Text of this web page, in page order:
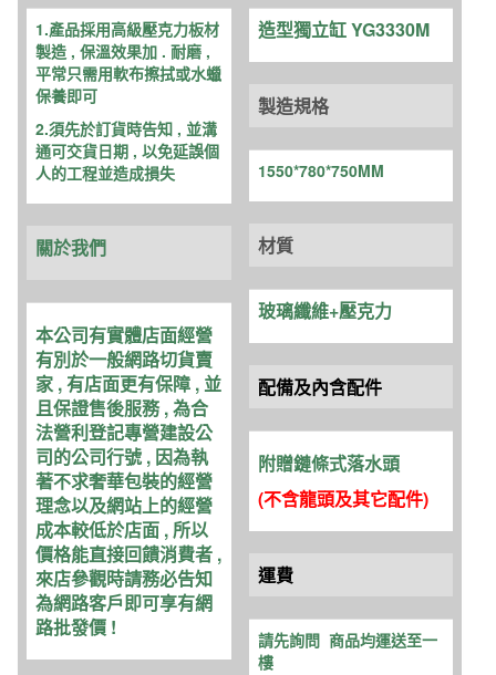
1.產品採用高級壓克力板材
製造 , 保溫效果加 . 耐磨 ,
平常只需用軟布擦拭或水蠟
保養即可
2.須先於訂貨時告知 , 並溝
通可交貨日期 , 以免延誤個
人的工程並造成損失
關於我們
本公司有實體店面經營
有別於一般網路切貨賣
家 , 有店面更有保障 , 並
且保證售後服務 , 為合
法營利登記專營建設公
司的公司行號 , 因為執
著不求奢華包裝的經營
理念以及網站上的經營
成本較低於店面 , 所以
價格能直接回饋消費者 ,
來店參觀時請務必告知
為網路客戶即可享有網
路批發價 !
造型獨立缸 YG3330M
製造規格
1550*780*750MM
材質
玻璃纖維+壓克力
配備及內含配件
附贈鏈條式落水頭
(不含龍頭及其它配件)
運費
請先詢問 商品均運送至一
樓